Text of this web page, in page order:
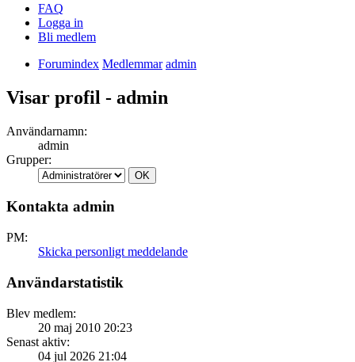
FAQ
Logga in
Bli medlem
Forumindex Medlemmar admin
Visar profil - admin
Användarnamn:
admin
Grupper:
Kontakta admin
PM:
Skicka personligt meddelande
Användarstatistik
Blev medlem:
20 maj 2010 20:23
Senast aktiv:
04 jul 2026 21:04